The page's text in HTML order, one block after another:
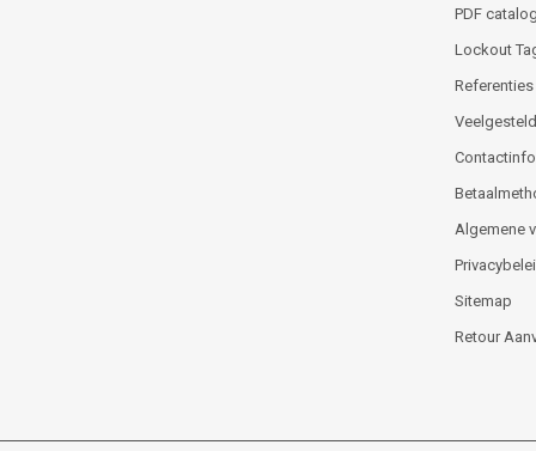
PDF
Lockout
Referenties
Algemene
Sitemap
Retour